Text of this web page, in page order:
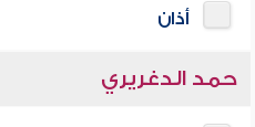
أذان
حمد الدغريري